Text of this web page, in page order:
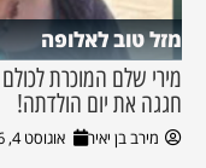
מזל טוב לאלופה
מירי שלם המוכרת
חגגה את יום הולדתה!
מירב בן יאיר אוגוסט 4, 2026